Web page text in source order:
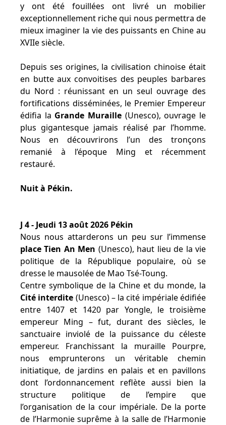
y ont été fouillées ont livré un mobilier
exceptionnellement riche qui nous permettra de
mieux imaginer la vie des puissants en Chine au
XVIIe siècle.
Depuis ses origines, la civilisation chinoise était
en butte aux convoitises des peuples barbares
du Nord : réunissant en un seul ouvrage des
fortifications disséminées, le Premier Empereur
édifia la Grande Muraille (Unesco), ouvrage le
plus gigantesque jamais réalisé par l’homme.
Nous en découvrirons l’un des tronçons
remanié à l’époque Ming et récemment
restauré.
Nuit à Pékin.
J 4 - Jeudi 13 août 2026 Pékin
Nous nous attarderons un peu sur l’immense
place Tien An Men (Unesco), haut lieu de la vie
politique de la République populaire, où se
dresse le mausolée de Mao Tsé-Toung.
Centre symbolique de la Chine et du monde, la
Cité interdite (Unesco) – la cité impériale édifiée
entre 1407 et 1420 par Yongle, le troisième
empereur Ming – fut, durant des siècles, le
sanctuaire inviolé de la puissance du céleste
empereur. Franchissant la muraille Pourpre,
nous emprunterons un véritable chemin
initiatique, de jardins en palais et en pavillons
dont l’ordonnancement reflète aussi bien la
structure politique de l’empire que
l’organisation de la cour impériale. De la porte
de l’Harmonie suprême à la salle de l’Harmonie